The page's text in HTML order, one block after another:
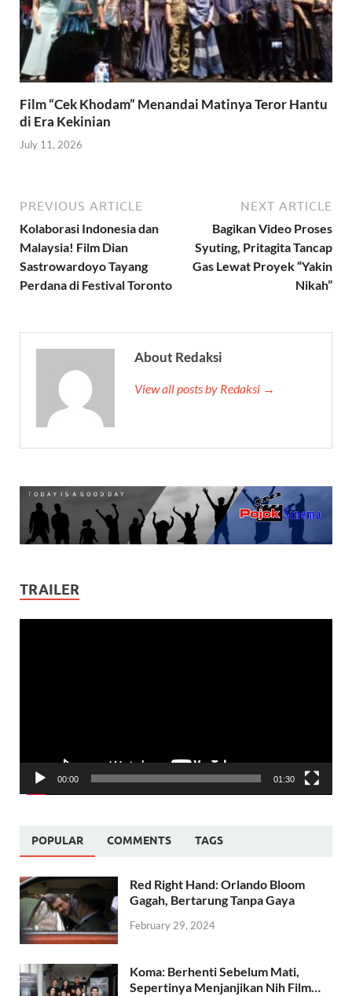
Film “Cek Khodam” Menandai Matinya Teror Hantu
di Era Kekinian
July 11, 2026
PREVIOUS ARTICLE
Kolaborasi Indonesia dan
Malaysia! Film Dian
Sastrowardoyo Tayang
Perdana di Festival Toronto
NEXT ARTICLE
Bagikan Video Proses
Syuting, Pritagita Tancap
Gas Lewat Proyek “Yakin
Nikah”
About Redaksi
View all posts by Redaksi →
TRAILER
00:00 01:30
POPULAR COMMENTS TAGS
Red Right Hand: Orlando Bloom
Gagah, Bertarung Tanpa Gaya
February 29, 2024
Koma: Berhenti Sebelum Mati,
Sepertinya Menjanjikan Nih Film…